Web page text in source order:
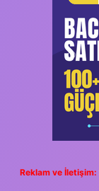
Reklam ve İletişim: